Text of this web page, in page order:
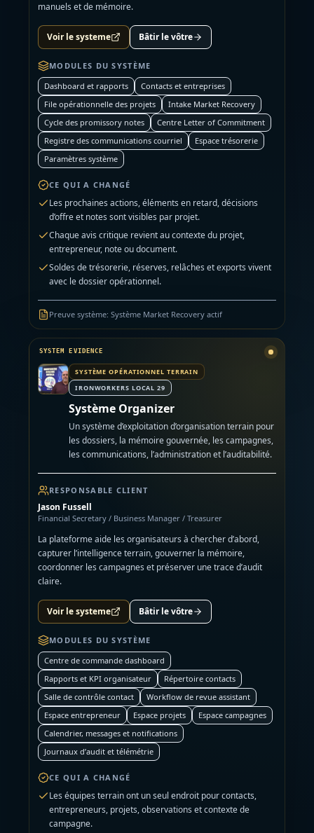
manuels et de mémoire.
Voir le systeme Bâtir le vôtre
MODULES DU SYSTÈME
Dashboard et rapports
Contacts et entreprises
File opérationnelle des projets
Intake Market Recovery
Cycle des promissory notes
Centre Letter of Commitment
Registre des communications courriel
Espace trésorerie
Paramètres système
CE QUI A CHANGÉ
Les prochaines actions, éléments en retard, décisions
d’offre et notes sont visibles par projet.
Chaque avis critique revient au contexte du projet,
entrepreneur, note ou document.
Soldes de trésorerie, réserves, relâches et exports vivent
avec le dossier opérationnel.
Preuve système: Système Market Recovery actif
SYSTÈME OPÉRATIONNEL TERRAIN
IRONWORKERS LOCAL 29
Système Organizer
Un système d’exploitation d’organisation terrain pour
les dossiers, la mémoire gouvernée, les campagnes,
les communications, l’administration et l’auditabilité.
RESPONSABLE CLIENT
Jason Fussell
Financial Secretary / Business Manager / Treasurer
La plateforme aide les organisateurs à chercher d’abord,
capturer l’intelligence terrain, gouverner la mémoire,
coordonner les campagnes et préserver une trace d’audit
claire.
Voir le systeme Bâtir le vôtre
MODULES DU SYSTÈME
Centre de commande dashboard
Rapports et KPI organisateur
Répertoire contacts
Salle de contrôle contact
Workflow de revue assistant
Espace entrepreneur
Espace projets
Espace campagnes
Calendrier, messages et notifications
Journaux d’audit et télémétrie
CE QUI A CHANGÉ
Les équipes terrain ont un seul endroit pour contacts,
entrepreneurs, projets, observations et contexte de
campagne.